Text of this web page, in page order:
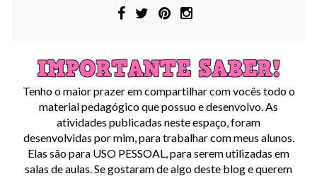
Tenho o maior prazer em compartilhar com vocês todo o
material pedagógico que possuo e desenvolvo. As
atividades publicadas neste espaço, foram
desenvolvidas por mim, para trabalhar com meus alunos.
Elas são para USO PESSOAL, para serem utilizadas em
salas de aulas. Se gostaram de algo deste blog e querem